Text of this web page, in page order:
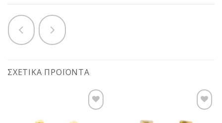
ΣΧΕΤΙΚΆ ΠΡΟΪΌΝΤΑ